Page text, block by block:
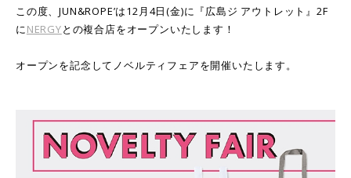
この度、JUN&ROPE’は12月4日(金)に『広島ジ アウトレット』2F
にNERGYとの複合店をオープンいたします！
オープンを記念してノベルティフェアを開催いたします。